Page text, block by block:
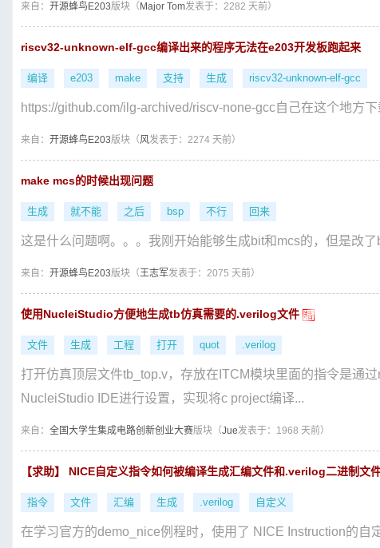
来自： 开源蜂鸟E203版块（ Major Tom发表于：2282 天前）
riscv32-unknown-elf-gcc编译出来的程序无法在e203开发板跑起来
编译 e203 make 支持 生成 riscv32-unknown-elf-gcc
https://github.com/ilg-archived/riscv-none-gcc自己在这个地方
来自： 开源蜂鸟E203版块（风发表于：2274 天前）
make mcs的时候出现问题
生成 就不能 之后 bsp 不行 回来
这是什么问题啊。。。我刚开始能够生成bit和mcs的，但是改
来自： 开源蜂鸟E203版块（王志军发表于：2075 天前）
使用NucleiStudio方便地生成tb仿真需要的.verilog文件
文件 生成 工程 打开 quot .verilog
打开仿真顶层文件tb_top.v，存放在ITCM模块里面的指令是通
NucleiStudio IDE进行设置，实现将c project编译...
来自： 全国大学生集成电路创新创业大赛版块（Jue发表于：1968 天前）
【求助】 NICE自定义指令如何被编译生成汇编文件和.verilog二进制文
指令 文件 汇编 生成 .verilog 自定义
在学习官方的demo_nice例程时，使用了 NICE Instruction的